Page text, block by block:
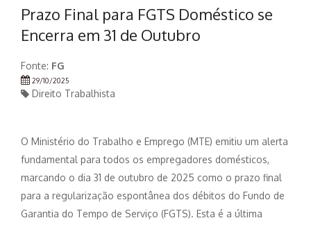
Prazo Final para FGTS Doméstico se
Encerra em 31 de Outubro
Fonte: FG
29/10/2025
Direito Trabalhista
O Ministério do Trabalho e Emprego (MTE) emitiu um alerta
fundamental para todos os empregadores domésticos,
marcando o dia 31 de outubro de 2025 como o prazo final
para a regularização espontânea dos débitos do Fundo de
Garantia do Tempo de Serviço (FGTS). Esta é a última